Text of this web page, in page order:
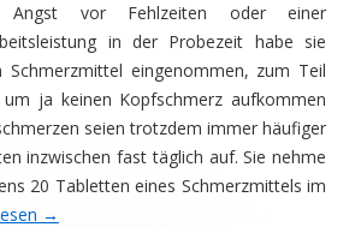
Angst vor Fehlzeiten oder einer
in der Probezeit habe sie
eingenommen, zum Teil
ja keinen Kopfschmerz aufkommen
seien trotzdem immer häufiger
inzwischen fast täglich auf. Sie nehme
20 Tabletten eines Schmerzmittels im
→